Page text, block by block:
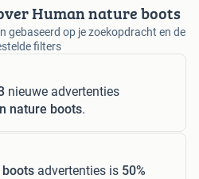
Human nature boots
gebaseerd op je zoekopdracht en de
filters
nieuwe advertenties
nature boots.
advertenties is 50%